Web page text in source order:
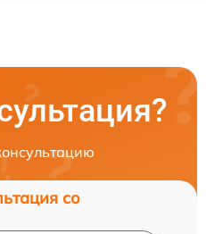
со